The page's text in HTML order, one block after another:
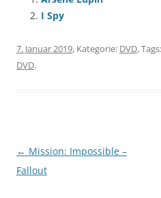
I Spy
7. Januar 2019, Kategorie: DVD, Tags:
DVD.
Beitragsnavigation
← Mission: Impossible –
Fallout